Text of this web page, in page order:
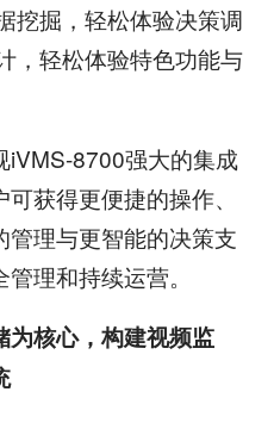
挖掘，轻松体验决策调
，轻松体验特色功能与
8700强大的集成
获得更便捷的操作、
理与更智能的决策支
理和持续运营。
为核心，构建视频监